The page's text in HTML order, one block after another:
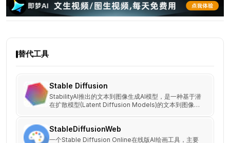
替代工具
Stable Diffusion
StabilityAI推出的文本到图像生成AI模型，是一种基于潜
在扩散模型(Latent Diffusion Models)的文本到图像生
StableDiffusionWeb
一个Stable Diffusion Online在线版AI绘画工具，主要